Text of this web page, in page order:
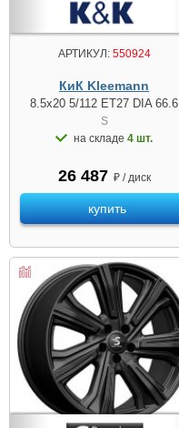
АРТИКУЛ:550924
КиК Kleemann
8.5x20 5/112 ET27 DIA 66.6
S
на складе 4 шт.
26 487 ₽ / диск
купить